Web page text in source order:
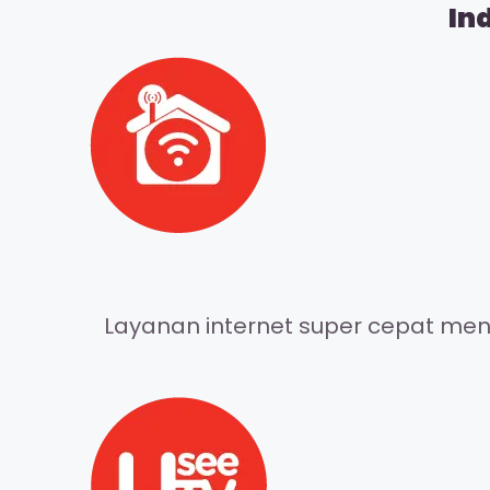
Layanan internet super cepat